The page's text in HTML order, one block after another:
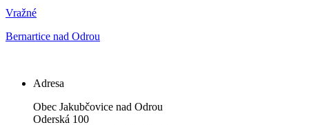
Vražné
Bernartice nad Odrou
Adresa
Obec Jakubčovice nad Odrou
Oderská 100